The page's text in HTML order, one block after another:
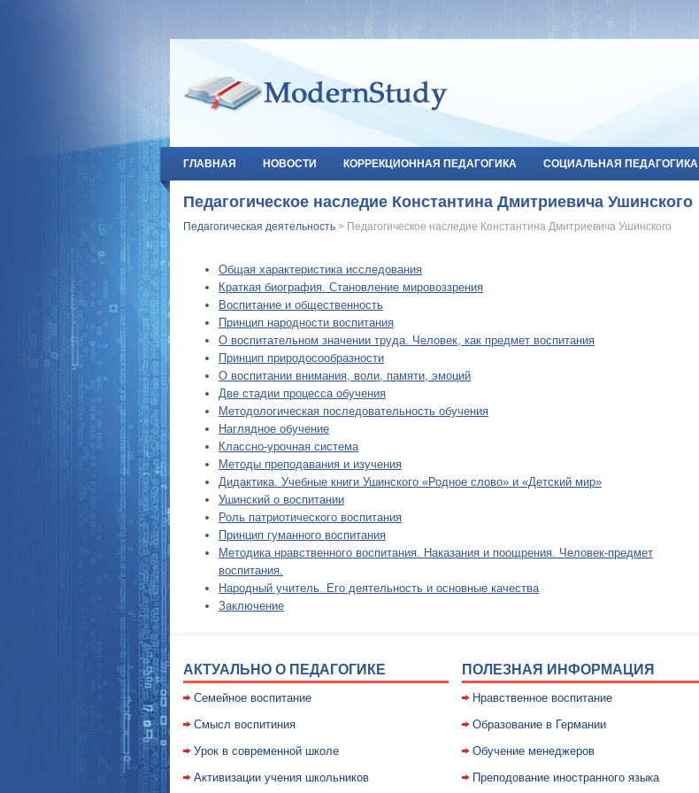
ГЛАВНАЯ НОВОСТИ КОРРЕКЦИОННАЯ ПЕДАГОГИКА СОЦИАЛЬНАЯ ПЕДАГОГИКА
Педагогическое наследие Константина Дмитриевича Ушинского
Педагогическая деятельность > Педагогическое наследие Константина Дмитриевича Ушинского
Общая характеристика исследования
Краткая биография. Становление мировоззрения
Воспитание и общественность
Принцип народности воспитания
О воспитательном значении труда. Человек, как предмет воспитания
Принцип природосообразности
О воспитании внимания, воли, памяти, эмоций
Две стадии процесса обучения
Методологическая последовательность обучения
Наглядное обучение
Классно-урочная система
Методы преподавания и изучения
Дидактика. Учебные книги Ушинского «Родное слово» и «Детский мир»
Ушинский о воспитании
Роль патриотического воспитания
Принцип гуманного воспитания
Методика нравственного воспитания. Наказания и поощрения. Человек-предмет
воспитания.
Народный учитель. Его деятельность и основные качества
Заключение
АКТУАЛЬНО О ПЕДАГОГИКЕ
Семейное воспитание
Смысл воспитиния
Уpок в совpеменной школе
Активизации учения школьников
ПОЛЕЗНАЯ ИНФОРМАЦИЯ
Нравственное воспитание
Образование в Германии
Обучение менеджеров
Преподование иностранного языка